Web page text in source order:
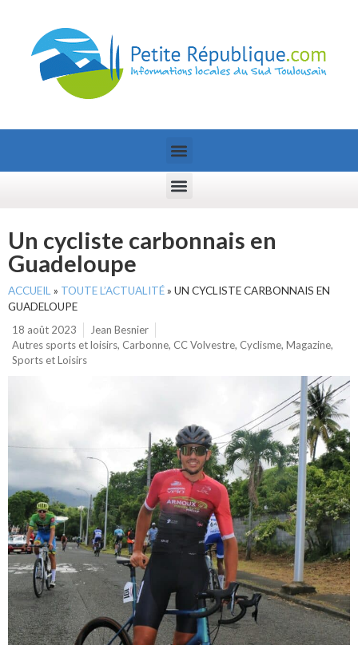
Un cycliste carbonnais en
Guadeloupe
ACCUEIL » TOUTE L’ACTUALITÉ» UN CYCLISTE CARBONNAIS EN
GUADELOUPE
18 août 2023
Jean Besnier
Autres sports et loisirs, Carbonne, CC Volvestre, Cyclisme, Magazine,
Sports et Loisirs